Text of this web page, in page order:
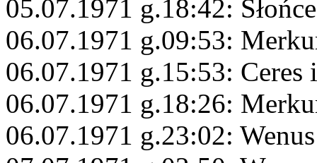
05.07.1971 g.18:42:
06.07.1971 g.09:53:
06.07.1971 g.15:53: Ceres
06.07.1971 g.18:26:
06.07.1971 g.23:02: